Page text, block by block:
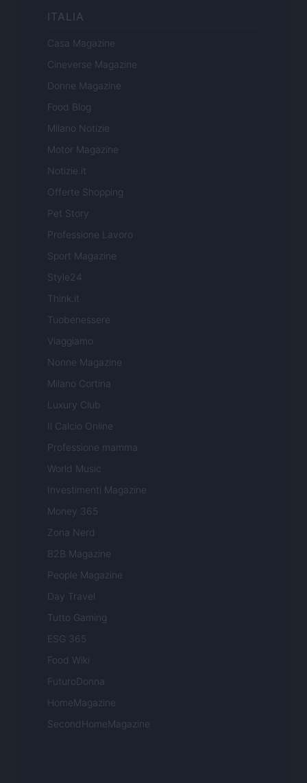
ITALIA
Casa Magazine
Cineverse Magazine
Donne Magazine
Food Blog
Milano Notizie
Motor Magazine
Notizie.it
Offerte Shopping
Pet Story
Professione Lavoro
Sport Magazine
Style24
Think.it
Tuobenessere
Viaggiamo
Nonne Magazine
Milano Cortina
Luxury Club
Il Calcio Online
Professione mamma
World Music
Investimenti Magazine
Money 365
Zona Nerd
B2B Magazine
People Magazine
Day Travel
Tutto Gaming
ESG 365
Food Wiki
FuturoDonna
HomeMagazine
SecondHomeMagazine